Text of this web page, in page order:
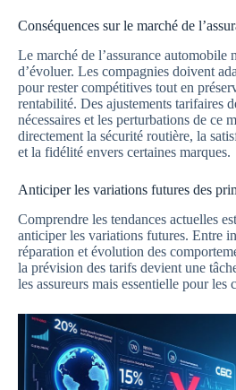
Conséquences sur le marché de
Le marché de l’assurance automobile
d’évoluer. Les compagnies doivent
pour rester compétitives tout en
rentabilité. Des ajustements tarifaires
nécessaires et les perturbations de ce
directement la sécurité routière, la
et la fidélité envers certaines marques.
Anticiper les variations futures des
Comprendre les tendances actuelles
anticiper les variations futures. Entre
réparation et évolution des
la prévision des tarifs devient une
les assureurs mais essentielle pour les